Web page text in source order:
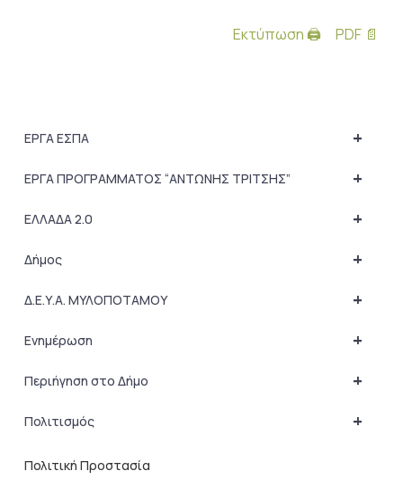
Εκτύπωση 🖨 PDF 📄
+
ΕΡΓΑ ΕΣΠΑ
+
ΕΡΓΑ ΠΡΟΓΡΑΜΜΑΤΟΣ “ΑΝΤΩΝΗΣ ΤΡΙΤΣΗΣ”
+
ΕΛΛΑΔΑ 2.0
+
Δήμος
+
Δ.Ε.Υ.Α. ΜΥΛΟΠΟΤΑΜΟΥ
+
Ενημέρωση
+
Περιήγηση στο Δήμο
+
Πολιτισμός
Πολιτική Προστασία